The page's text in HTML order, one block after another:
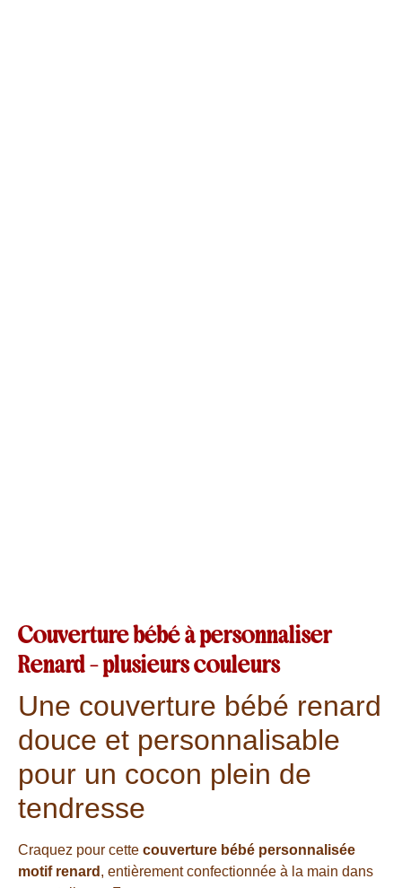
Couverture bébé à personnaliser
Renard – plusieurs couleurs
Une couverture bébé renard
douce et personnalisable
pour un cocon plein de
tendresse
Craquez pour cette couverture bébé personnalisée
motif renard , entièrement confectionnée à la main dans